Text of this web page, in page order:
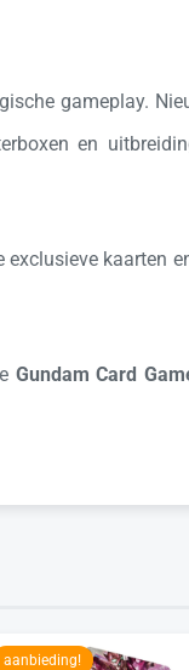
gameplay.
en
kaarten
Gundam Card
aanbieding!